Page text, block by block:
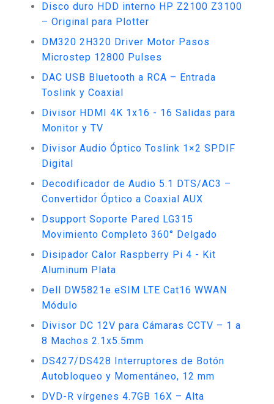
Disco duro HDD interno HP Z2100 Z3100
– Original para Plotter
DM320 2H320 Driver Motor Pasos
Microstep 12800 Pulses
DAC USB Bluetooth a RCA – Entrada
Toslink y Coaxial
Divisor HDMI 4K 1x16 - 16 Salidas para
Monitor y TV
Divisor Audio Óptico Toslink 1×2 SPDIF
Digital
Decodificador de Audio 5.1 DTS/AC3 –
Convertidor Óptico a Coaxial AUX
Dsupport Soporte Pared LG315
Movimiento Completo 360° Delgado
Disipador Calor Raspberry Pi 4 - Kit
Aluminum Plata
Dell DW5821e eSIM LTE Cat16 WWAN
Módulo
Divisor DC 12V para Cámaras CCTV – 1 a
8 Machos 2.1x5.5mm
DS427/DS428 Interruptores de Botón
Autobloqueo y Momentáneo, 12 mm
DVD-R vírgenes 4.7GB 16X – Alta